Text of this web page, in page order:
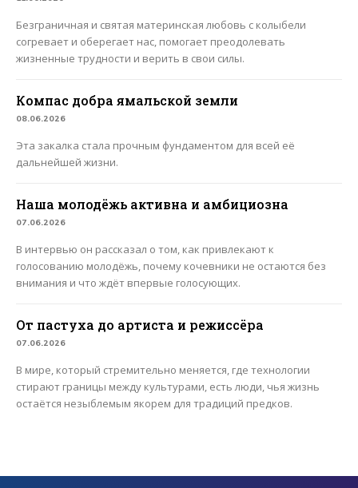
Безграничная и святая материнская любовь с колыбели
согревает и оберегает нас, помогает преодолевать
жизненные трудности и верить в свои силы.
Компас добра ямальской земли
08.06.2026
Эта закалка стала прочным фундаментом для всей её
дальнейшей жизни.
Наша молодёжь активна и амбициозна
07.06.2026
В интервью он рассказал о том, как привлекают к
голосованию молодёжь, почему кочевники не остаются без
внимания и что ждёт впервые голосующих.
От пастуха до артиста и режиссёра
07.06.2026
В мире, который стремительно меняется, где технологии
стирают границы между культурами, есть люди, чья жизнь
остаётся незыблемым якорем для традиций предков.